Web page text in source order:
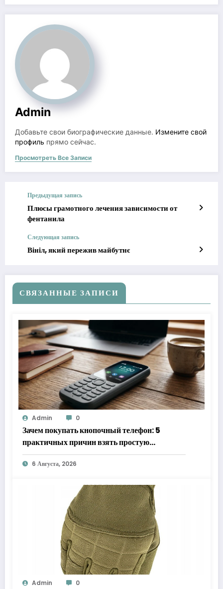
Admin
Добавьте свои биографические данные. Измените свой
профиль прямо сейчас.
Просмотреть Все Записи
Предыдущая запись
Плюсы грамотного лечения зависимости от
фентанила
Следующая запись
Вініл, який пережив майбутнє
СВЯЗАННЫЕ ЗАПИСИ
Admin 0
Зачем покупать кнопочный телефон: 5
практичных причин взять простую
«звонилку»
6 Августа, 2026
Admin 0